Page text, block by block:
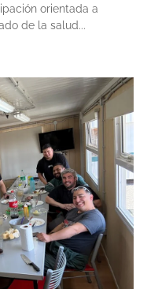
orientada a
de la salud...